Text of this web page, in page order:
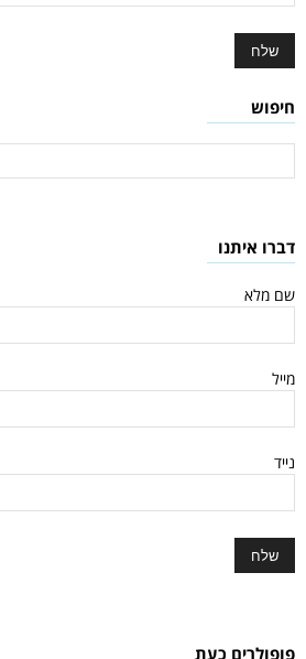
חיפוש
דברו איתנו
שם מלא
מייל
נייד
פופולרים כעת